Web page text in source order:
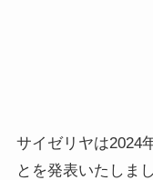
サイゼリヤは2024
とを発表いたしま